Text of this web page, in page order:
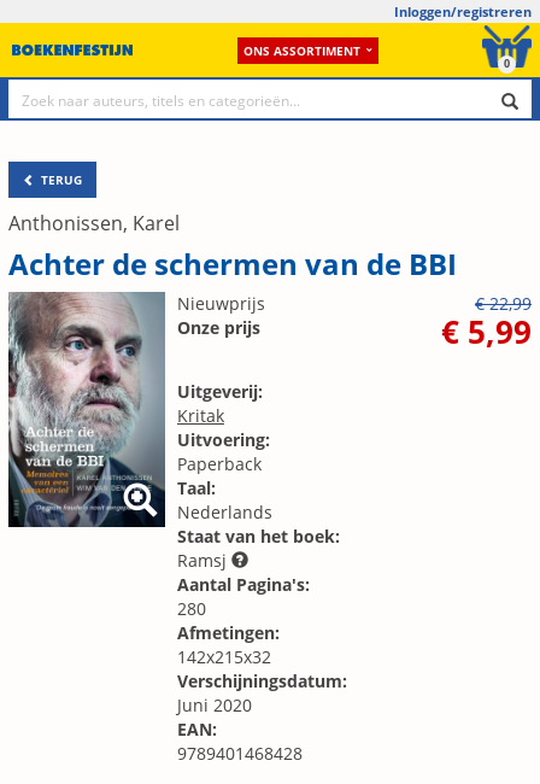
Inloggen/registreren
ONS ASSORTIMENT
0
TERUG
Anthonissen, Karel
Achter de schermen van de BBI
Nieuwprijs
€ 22,99
Onze prijs
€ 5,99
Uitgeverij:
Kritak
Uitvoering:
Paperback
Taal:
Nederlands
Staat van het boek:
Ramsj
Aantal Pagina's:
280
Afmetingen:
142x215x32
Verschijningsdatum:
Juni 2020
EAN:
9789401468428